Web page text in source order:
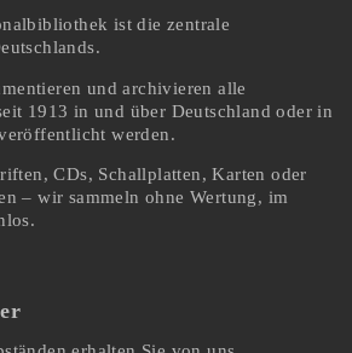
ist die zentrale
und archivieren alle
1913 in und über Deutschland oder in
werden.
CDs, Schallplatten, Karten oder
– wir sammeln ohne Wertung, im